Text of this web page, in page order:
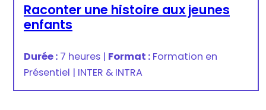
Raconter une histoire aux jeunes
enfants
Durée : 7 heures | Format : Formation en
Présentiel | INTER & INTRA